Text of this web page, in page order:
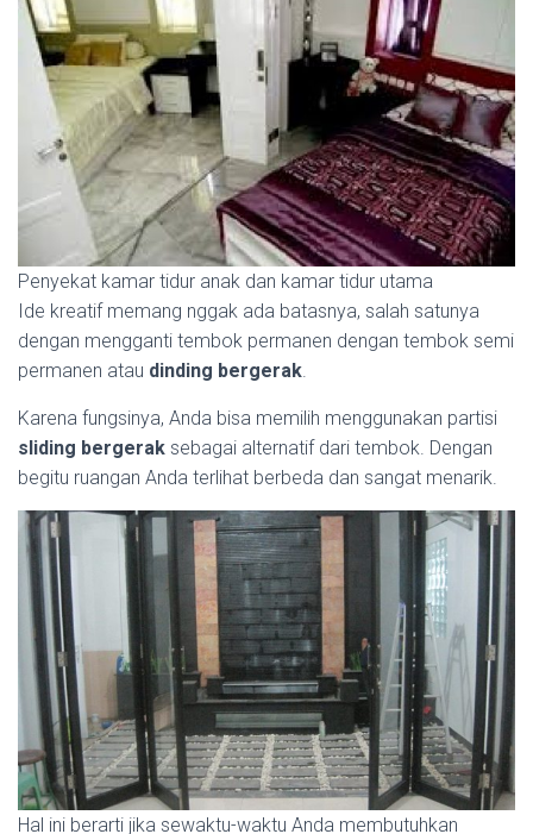
Penyekat kamar tidur anak dan kamar tidur utama
Ide kreatif memang nggak ada batasnya, salah satunya
dengan mengganti tembok permanen dengan tembok semi
permanen atau dinding bergerak
Karena fungsinya, Anda bisa memilih menggunakan partisi
sliding bergerak sebagai alternatif dari tembok. Dengan
begitu ruangan Anda terlihat berbeda dan sangat menarik.
Hal ini berarti jika sewaktu-waktu Anda membutuhkan